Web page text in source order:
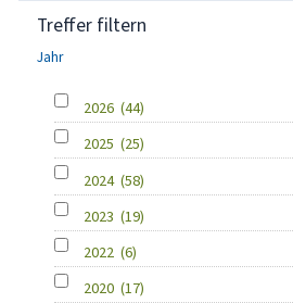
Treffer filtern
Jahr
2026 (44)
2025 (25)
2024 (58)
2023 (19)
2022 (6)
2020 (17)